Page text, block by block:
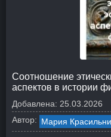
Соотношение
аспектов в истории
Добавлена: 25.03.2026
Автор: Мария